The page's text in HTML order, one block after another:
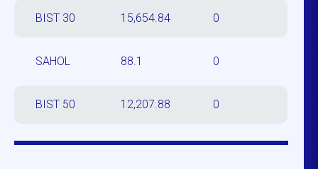
BIST 30 15,654.84 0
SAHOL 88.1 0
BIST 50 12,207.88 0